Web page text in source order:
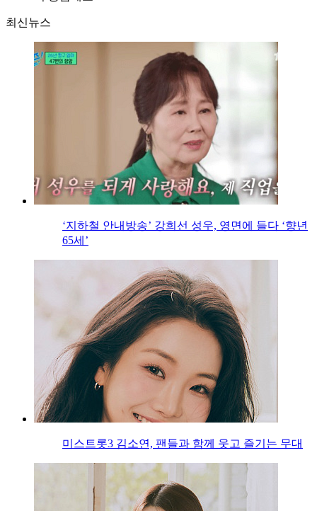
최신뉴스
‘지하철 안내방송’ 강희선 성우, 영면에 들다 ‘향년
65세’
미스트롯3 김소연, 팬들과 함께 웃고 즐기는 무대